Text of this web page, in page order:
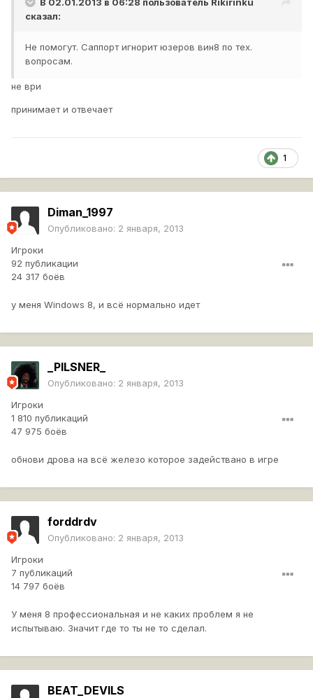
В 02.01.2013 в 06:28 пользователь Rikirinku
сказал:
Не помогут. Саппорт игнорит юзеров вин8 по тех.
вопросам.
не ври
принимает и отвечает
1
Diman_1997
Опубликовано: 2 января, 2013
Игроки
92 публикации
24 317 боёв
у меня Windows 8, и всё нормально идет
_PILSNER_
Опубликовано: 2 января, 2013
Игроки
1 810 публикаций
47 975 боёв
обнови дрова на всё железо которое задействано в игре
forddrdv
Опубликовано: 2 января, 2013
Игроки
7 публикаций
14 797 боёв
У меня 8 профессиональная и не каких проблем я не
испытываю. Значит где то ты не то сделал.
BEAT_DEVILS